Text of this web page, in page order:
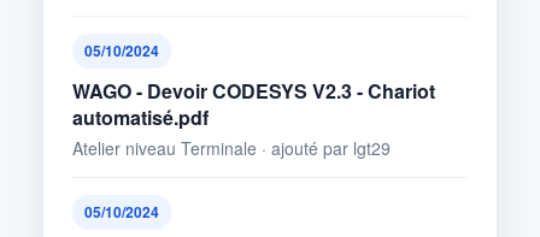
05/10/2024
WAGO - Devoir CODESYS V2.3 - Chariot
automatisé.pdf
Atelier niveau Terminale · ajouté par lgt29
05/10/2024